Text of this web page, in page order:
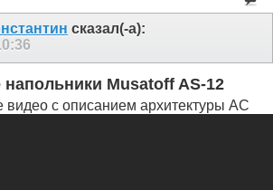
сказал(-а):
Musatoff AS-12
видео с описанием архитектуры АС